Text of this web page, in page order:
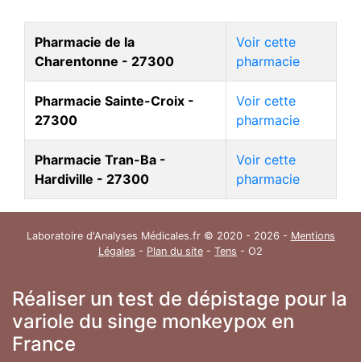
Pharmacie de la
Charentonne - 27300
Voir cette
pharmacie
Pharmacie Sainte-Croix -
27300
Voir cette
pharmacie
Pharmacie Tran-Ba -
Hardiville - 27300
Voir cette
pharmacie
Laboratoire d'Analyses Médicales.fr © 2020 - 2026 - Mentions
Légales - Plan du site - Tens - O2
Réaliser un test de dépistage pour la
variole du singe monkeypox en
France